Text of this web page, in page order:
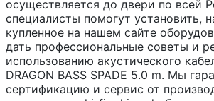
осуществляется до двери по всей
специалисты помогут установить,
купленное на нашем сайте
дать профессиональные советы и
использованию акустического
DRAGON BASS SPADE 5.0 m. Мы
сертификацию и сервис от